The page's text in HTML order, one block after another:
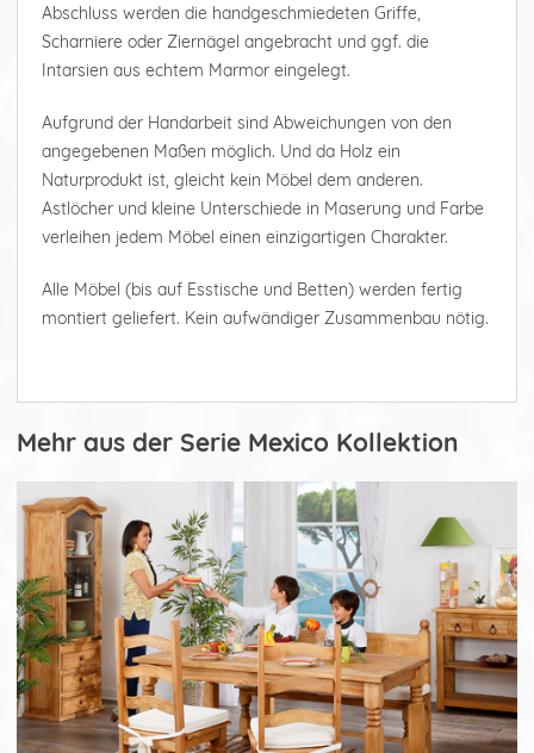
Abschluss werden die handgeschmiedeten Griffe,
Scharniere oder Ziernägel angebracht und ggf. die
Intarsien aus echtem Marmor eingelegt.
Aufgrund der Handarbeit sind Abweichungen von den
angegebenen Maßen möglich. Und da Holz ein
Naturprodukt ist, gleicht kein Möbel dem anderen.
Astlöcher und kleine Unterschiede in Maserung und Farbe
verleihen jedem Möbel einen einzigartigen Charakter.
Alle Möbel (bis auf Esstische und Betten) werden fertig
montiert geliefert. Kein aufwändiger Zusammenbau nötig.
Mehr aus der Serie Mexico Kollektion